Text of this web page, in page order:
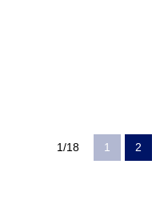
1/18 1 2